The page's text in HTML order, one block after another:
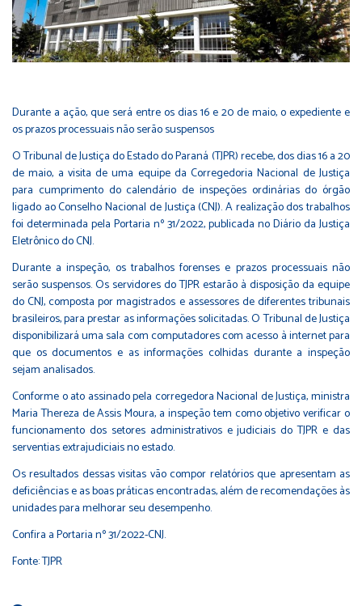
Durante a ação, que será entre os dias 16 e 20 de maio, o expediente e
os prazos processuais não serão suspensos
O Tribunal de Justiça do Estado do Paraná (TJPR) recebe, dos dias 16 a 20
de maio, a visita de uma equipe da Corregedoria Nacional de Justiça
para cumprimento do calendário de inspeções ordinárias do órgão
ligado ao Conselho Nacional de Justiça (CNJ). A realização dos trabalhos
foi determinada pela Portaria nº 31/2022, publicada no Diário da Justiça
Eletrônico do CNJ.
Durante a inspeção, os trabalhos forenses e prazos processuais não
serão suspensos. Os servidores do TJPR estarão à disposição da equipe
do CNJ, composta por magistrados e assessores de diferentes tribunais
brasileiros, para prestar as informações solicitadas. O Tribunal de Justiça
disponibilizará uma sala com computadores com acesso à internet para
que os documentos e as informações colhidas durante a inspeção
sejam analisados.
Conforme o ato assinado pela corregedora Nacional de Justiça, ministra
Maria Thereza de Assis Moura, a inspeção tem como objetivo verificar o
funcionamento dos setores administrativos e judiciais do TJPR e das
serventias extrajudiciais no estado.
Os resultados dessas visitas vão compor relatórios que apresentam as
deficiências e as boas práticas encontradas, além de recomendações às
unidades para melhorar seu desempenho.
Confira a Portaria nº 31/2022-CNJ.
Fonte: TJPR